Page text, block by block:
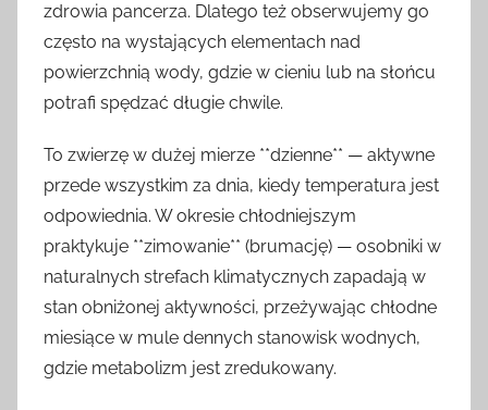
zdrowia pancerza. Dlatego też obserwujemy go
często na wystających elementach nad
powierzchnią wody, gdzie w cieniu lub na słońcu
potrafi spędzać długie chwile.
To zwierzę w dużej mierze **dzienne** — aktywne
przede wszystkim za dnia, kiedy temperatura jest
odpowiednia. W okresie chłodniejszym
praktykuje **zimowanie** (brumację) — osobniki w
naturalnych strefach klimatycznych zapadają w
stan obniżonej aktywności, przeżywając chłodne
miesiące w mule dennych stanowisk wodnych,
gdzie metabolizm jest zredukowany.